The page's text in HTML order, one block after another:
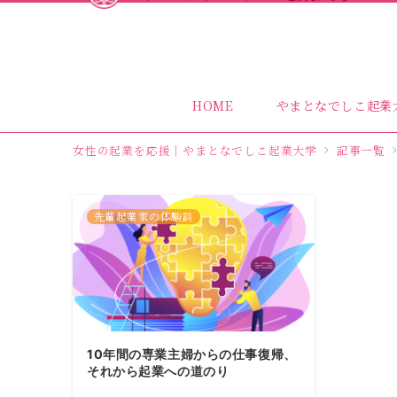
HOME やまとなでしこ起業
女性の起業を応援｜やまとなでしこ起業大学 記事一覧
先輩起業家の体験談
10年間の専業主婦からの仕事復帰、
それから起業への道のり